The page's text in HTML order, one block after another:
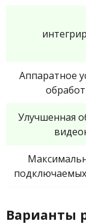
Аппаратное
Улучшенная
Варианты